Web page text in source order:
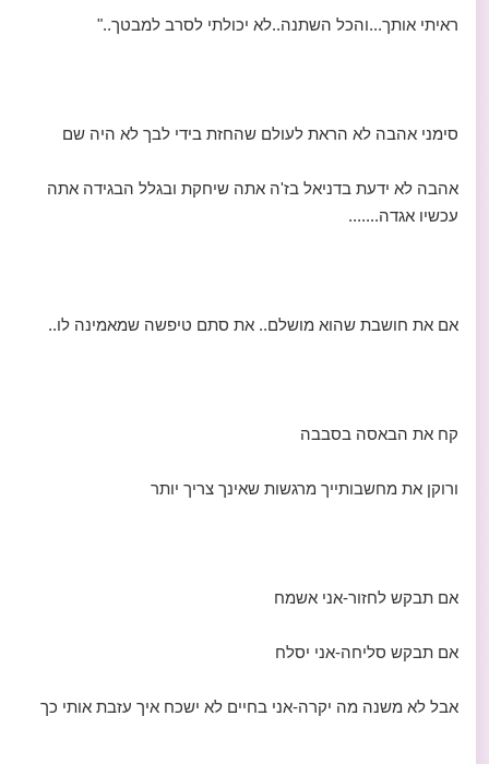
ראיתי אותך...והכל השתנה..לא יכולתי לסרב למבטך.."
סימני אהבה לא הראת לעולם שהחזת בידי לבך לא היה שם
אהבה לא ידעת בדניאל בז'ה אתה שיחקת ובגלל הבגידה אתה
עכשיו אגדה.......
אם את חושבת שהוא מושלם.. את סתם טיפשה שמאמינה לו..
קח את הבאסה בסבבה
ורוקן את מחשבותייך מרגשות שאינך צריך יותר
אם תבקש לחזור-אני אשמח
אם תבקש סליחה-אני יסלח
אבל לא משנה מה יקרה-אני בחיים לא ישכח איך עזבת אותי כך